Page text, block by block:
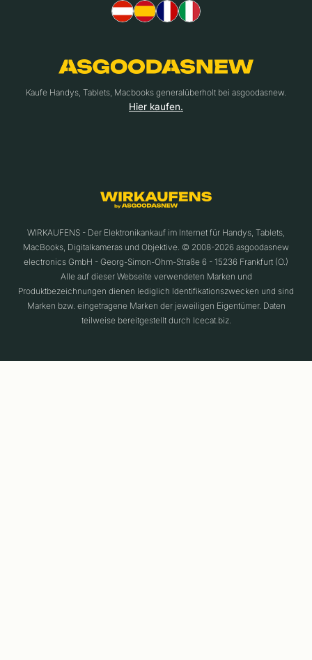
Kaufe Handys, Tablets, Macbooks generalüberholt bei asgoodasnew.
Hier kaufen.
WIRKAUFENS - Der Elektronikankauf im Internet für Handys, Tablets,
MacBooks, Digitalkameras und Objektive. © 2008-2026 asgoodasnew
electronics GmbH - Georg-Simon-Ohm-Straße 6 - 15236 Frankfurt (O.)
Alle auf dieser Webseite verwendeten Marken und
Produktbezeichnungen dienen lediglich Identifikationszwecken und sind
Marken bzw. eingetragene Marken der jeweiligen Eigentümer. Daten
teilweise bereitgestellt durch Icecat.biz.